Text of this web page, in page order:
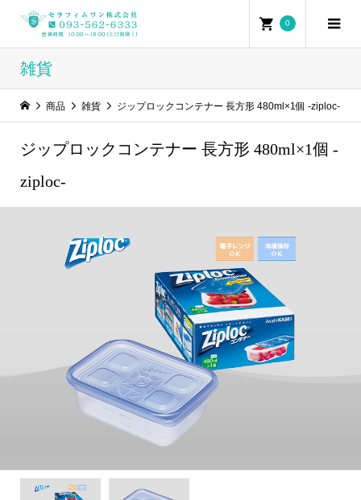
0
雑貨
商品 雑貨 ジップロックコンテナー 長方形 480ml×1個 -ziploc-
ジップロックコンテナー 長方形 480ml×1個 -
ziploc-